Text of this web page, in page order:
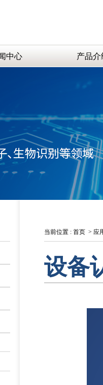
中心 产品介
当前位置 : 首页 > 应
设备